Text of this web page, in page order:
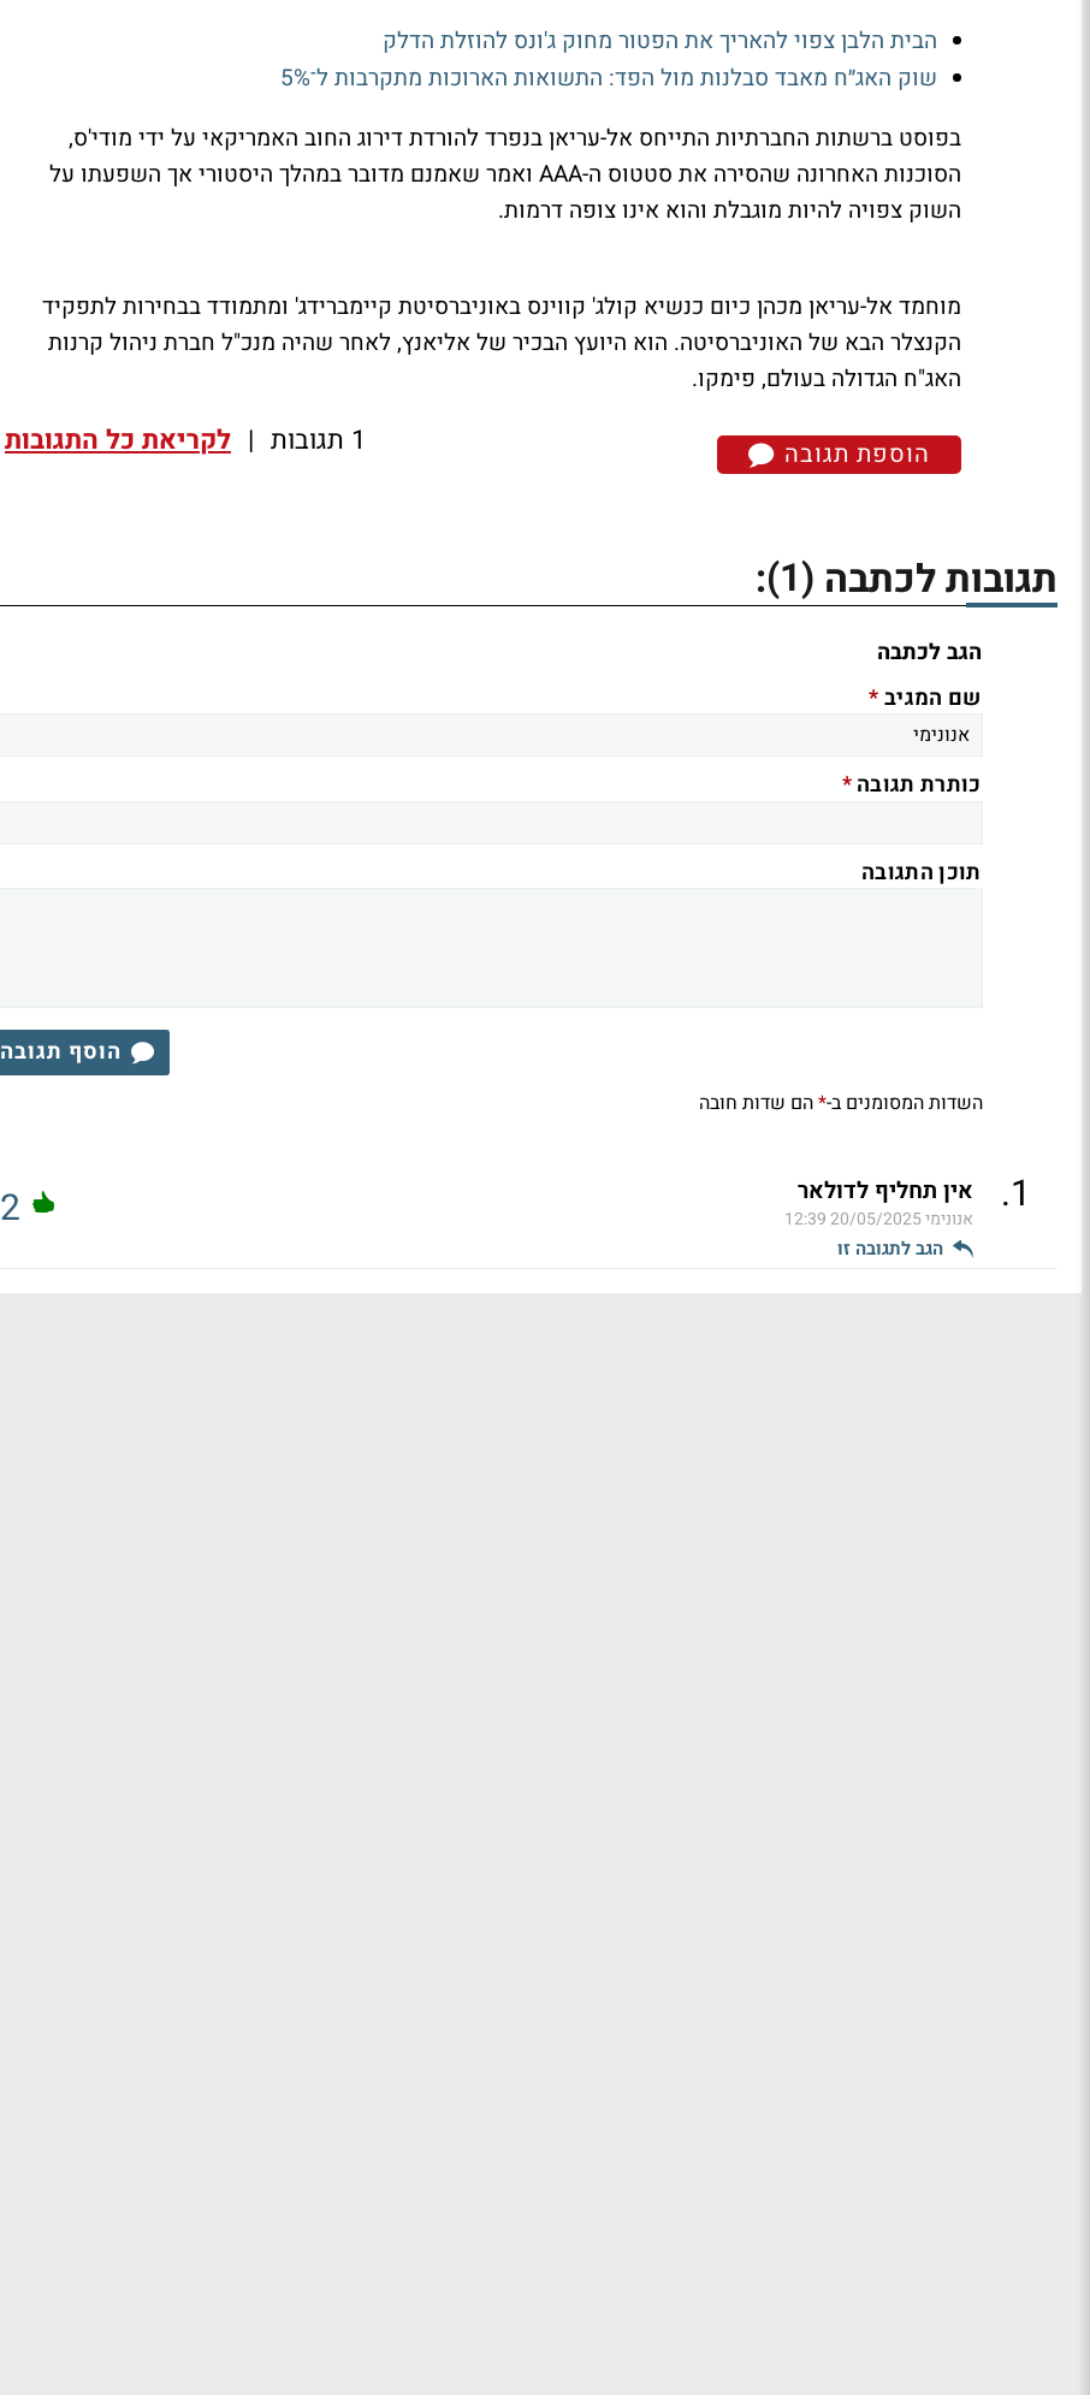
הבית הלבן צפוי להאריך את הפטור מחוק ג'ונס להוזלת הדלק
שוק האג״ח מאבד סבלנות מול הפד: התשואות הארוכות מתקרבות ל־5%
בפוסט ברשתות החברתיות התייחס אל-עריאן בנפרד להורדת דירוג החוב האמריקאי על ידי מודי'ס,
הסוכנות האחרונה שהסירה את סטטוס ה-AAA ואמר שאמנם מדובר במהלך היסטורי אך השפעתו על
השוק צפויה להיות מוגבלת והוא אינו צופה דרמות.
מוחמד אל-עריאן מכהן כיום כנשיא קולג' קווינס באוניברסיטת קיימברידג' ומתמודד בבחירות לתפקיד
הקנצלר הבא של האוניברסיטה. הוא היועץ הבכיר של אליאנץ, לאחר שהיה מנכ"ל חברת ניהול קרנות
האג"ח הגדולה בעולם, פימקו.
הוספת תגובה 1 תגובות | לקריאת כל התגובות
תגובות לכתבה (1)
:
הגב לכתבה
שם המגיב*
כותרת תגובה*
תוכן התגובה
הוסף תגובה
השדות המסומנים ב-*הם שדות חובה
1
. אין תחליף לדולאר
אנונימי20/05/2025 12:39
הגב לתגובה זו
2